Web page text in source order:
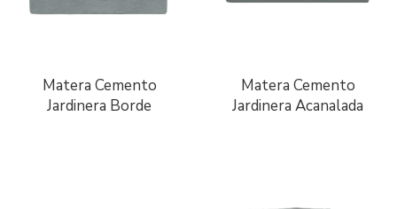
Matera Cemento
Jardinera Borde
Matera Cemento
Jardinera Acanalada